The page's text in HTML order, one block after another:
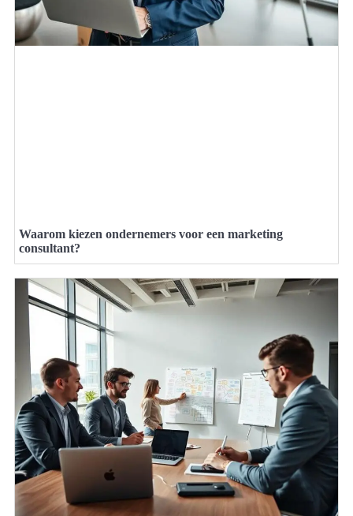
Waarom kiezen ondernemers voor een marketing
consultant?